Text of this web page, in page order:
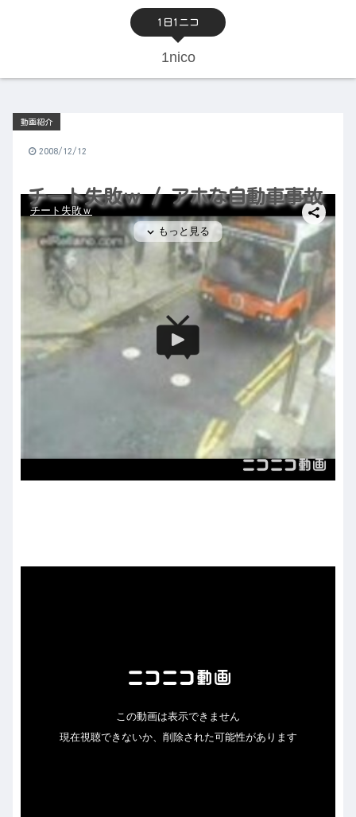
1日1ニコ
1nico
チート失敗ｗ / アホな自動車事故
動画紹介
2008/12/12